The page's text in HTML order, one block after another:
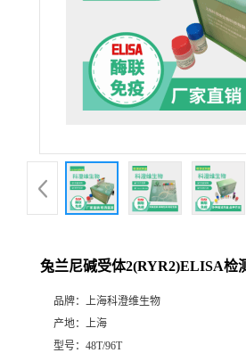
兔兰尼碱受体2(RYR2)ELISA检
品牌：
上海科澄维生物
产地：
上海
型号： 48T/96T